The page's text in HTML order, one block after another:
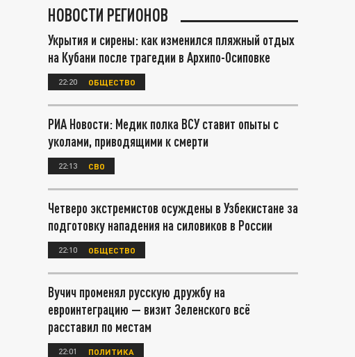
НОВОСТИ РЕГИОНОВ
Укрытия и сирены: как изменился пляжный отдых
на Кубани после трагедии в Архипо-Осиповке
22:20 ОБЩЕСТВО
РИА Новости: Медик полка ВСУ ставит опыты с
уколами, приводящими к смерти
22:13 СВО
Четверо экстремистов осуждены в Узбекистане за
подготовку нападения на силовиков в России
22:10 ОБЩЕСТВО
Вучич променял русскую дружбу на
евроинтеграцию — визит Зеленского всё
расставил по местам
22:01 ПОЛИТИКА